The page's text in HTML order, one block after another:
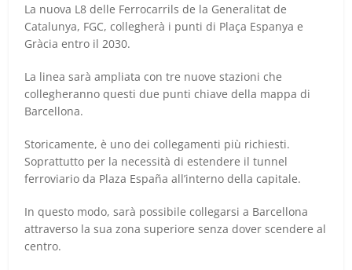
La nuova L8 delle Ferrocarrils de la Generalitat de
Catalunya, FGC, collegherà i punti di Plaça Espanya e
Gràcia entro il 2030.
La linea sarà ampliata con tre nuove stazioni che
collegheranno questi due punti chiave della mappa di
Barcellona.
Storicamente, è uno dei collegamenti più richiesti.
Soprattutto per la necessità di estendere il tunnel
ferroviario da Plaza España all’interno della capitale.
In questo modo, sarà possibile collegarsi a Barcellona
attraverso la sua zona superiore senza dover scendere al
centro.